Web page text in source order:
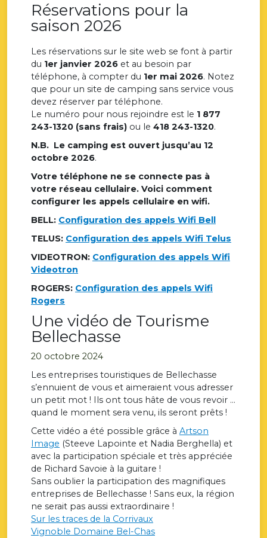
Réservations pour la
saison 2026
Les réservations sur le site web se font à partir
du 1er janvier 2026 et au besoin par
téléphone, à compter du 1er mai 2026. Notez
que pour un site de camping sans service vous
devez réserver par téléphone.
Le numéro pour nous rejoindre est le 1 877
243-1320 (sans frais) ou le 418 243-1320.
N.B. Le camping est ouvert jusqu’au 12
octobre 2026.
Votre téléphone ne se connecte pas à
votre réseau cellulaire. Voici comment
configurer les appels cellulaire en wifi.
BELL: Configuration des appels Wifi Bell
TELUS: Configuration des appels Wifi Telus
VIDEOTRON: Configuration des appels Wifi
Videotron
ROGERS: Configuration des appels Wifi
Rogers
Une vidéo de Tourisme
Bellechasse
20 octobre 2024
Les entreprises touristiques de Bellechasse
s’ennuient de vous et aimeraient vous adresser
un petit mot ! Ils ont tous hâte de vous revoir …
quand le moment sera venu, ils seront prêts !
Cette vidéo a été possible grâce à Artson
Image (Steeve Lapointe et Nadia Berghella) et
avec la participation spéciale et très appréciée
de Richard Savoie à la guitare !
Sans oublier la participation des magnifiques
entreprises de Bellechasse ! Sans eux, la région
ne serait pas aussi extraordinaire !
Sur les traces de la Corrivaux
Vignoble Domaine Bel-Chas